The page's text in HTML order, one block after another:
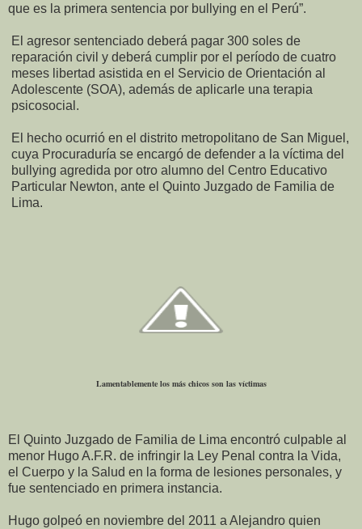
que es la primera sentencia por bullying en el Perú”.
El agresor sentenciado deberá pagar 300 soles de
reparación civil y deberá cumplir por el período de cuatro
meses libertad asistida en el Servicio de Orientación al
Adolescente (SOA), además de aplicarle una terapia
psicosocial.
El hecho ocurrió en el distrito metropolitano de San Miguel,
cuya Procuraduría se encargó de defender a la víctima del
bullying agredida por otro alumno del Centro Educativo
Particular Newton, ante el Quinto Juzgado de Familia de
Lima.
Lamentablemente los más chicos son las víctimas
El Quinto Juzgado de Familia de Lima encontró culpable al
menor Hugo A.F.R. de infringir la Ley Penal contra la Vida,
el Cuerpo y la Salud en la forma de lesiones personales, y
fue sentenciado en primera instancia.
Hugo golpeó en noviembre del 2011 a Alejandro quien